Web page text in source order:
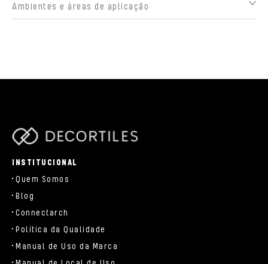
Ambientes e áreas de aplicação
INSTITUCIONAL
Quem Somos
Blog
Connectarch
Política da Qualidade
Manual de Uso da Marca